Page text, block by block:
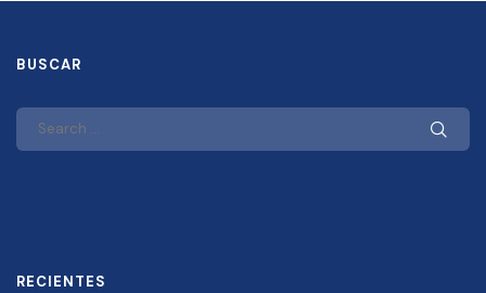
BUSCAR
RECIENTES